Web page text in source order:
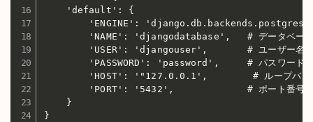
    'default': {
'ENGINE':
'NAME': 'djangodatabase',   # データベー
        'USER': 'djangouser',       # ユーザー名
        'PASSWORD': 'password',     # パスワード
'HOST': '"127.0.0.1',        # ループバッ
'PORT': '5432',             # ポート番号
    }
}